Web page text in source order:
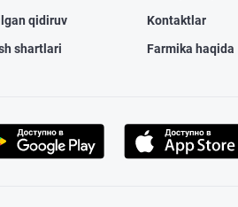
qidiruv
shartlari
Kontaktlar
Farmika haqida